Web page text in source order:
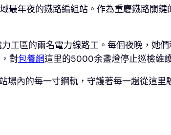
最年夜的鐵路編組站。作為重慶鐵路關
工區的兩名電力線路工。每個夜晚，她
對包養網這里的5000余盞燈停止巡檢維
內的每一寸鋼軌，守護著每一趟從這里